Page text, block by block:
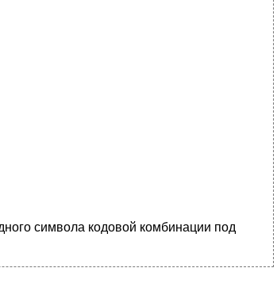
символа кодовой комбинации под